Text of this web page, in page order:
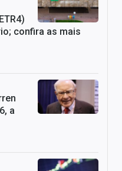
confira as mais
a